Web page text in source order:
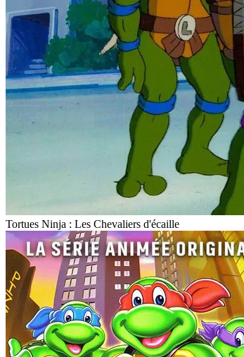
Tortues Ninja : Les Chevaliers d'écaille